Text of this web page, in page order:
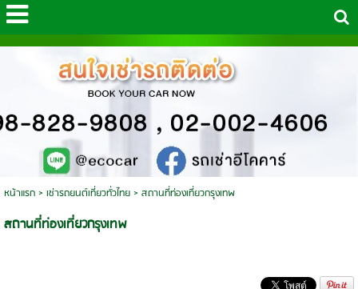
หน้าแรก> เช่ารถยนต์เที่ยวทั่วไทย> สถานที่ท่องเที่ยวกรุงเทพ
สถานที่ท่องเที่ยวกรุงเทพ